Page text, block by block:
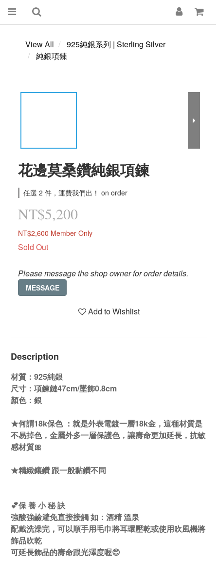
View All
925純銀系列 | Sterling Silver
純銀項鍊
花邊莫桑鑽純銀項鍊
任選 2 件，運費我們出！ on order
NT$5,200
NT$2,600 Member Only
Sold Out
Please message the shop owner for order details.
MESSAGE
Add to Wishlist
Description
材質：925純銀
尺寸： 項鍊鏈47cm/墜飾0.8cm
顏色：銀
★何謂18k保色 ：就是外表電鍍一層18k金，這種材質是
不易掉色，金屬外多一層保護色，讓壽命更加延長，抗敏
感材質🎀
★精緻鑲鑽 跟一般黏鑽不同
💕保 養 小 秘 訣
強酸強鹼避免直接接觸 如：酒精 溫泉
配戴洗澡完，可以順手用毛巾將耳環壓乾或使用吹風機將
飾品吹乾
可延長飾品的壽命跟光澤度喔😊